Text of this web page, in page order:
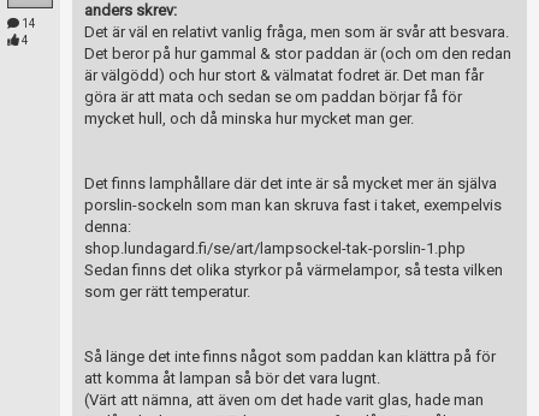
14
4
anders skrev:
Det är väl en relativt vanlig fråga, men som är svår att besvara.
Det beror på hur gammal & stor paddan är (och om den redan
är välgödd) och hur stort & välmatat fodret är. Det man får
göra är att mata och sedan se om paddan börjar få för
mycket hull, och då minska hur mycket man ger.
Det finns lamphållare där det inte är så mycket mer än själva
porslin-sockeln som man kan skruva fast i taket, exempelvis
denna:
shop.lundagard.fi/se/art/lampsockel-tak-porslin-1.php
Sedan finns det olika styrkor på värmelampor, så testa vilken
som ger rätt temperatur.
Så länge det inte finns något som paddan kan klättra på för
att komma åt lampan så bör det vara lugnt.
(Värt att nämna, att även om det hade varit glas, hade man